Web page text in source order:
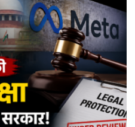
दिनों
में
सोना
₹7,064
और
चांदी
₹14,094
महंगी,
रिकॉर्ड
स्तर